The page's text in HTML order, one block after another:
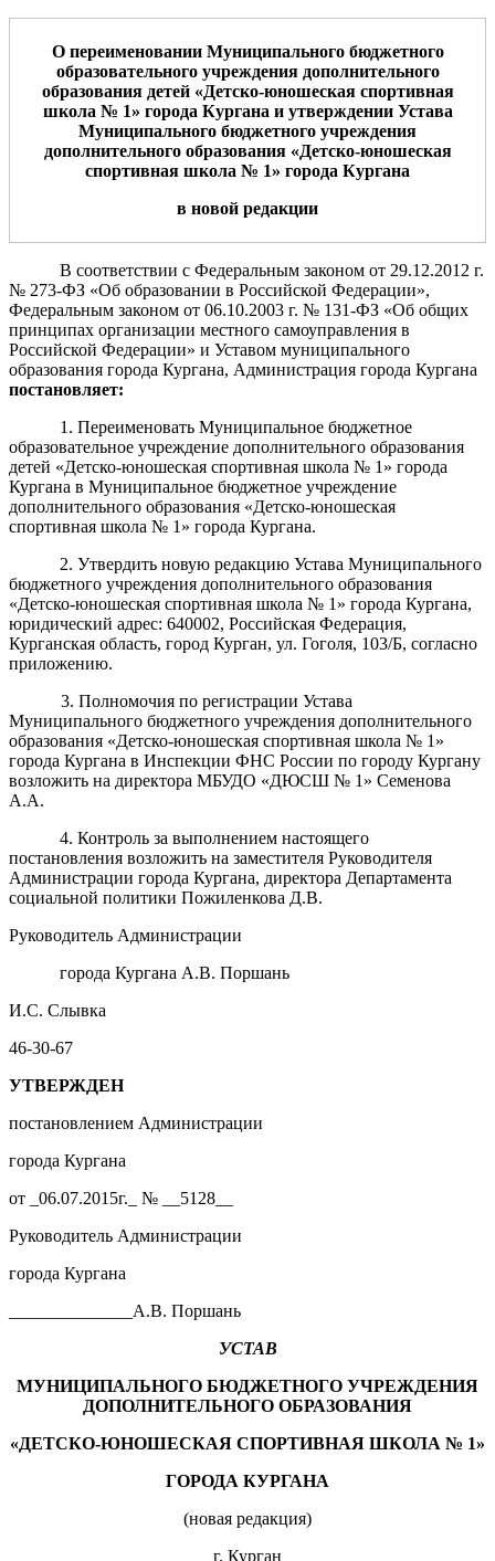
Опереименовании Муниципального бюджетного
образовательного учреждения дополнительного
образования детей «Детско-юношеская спортивная
школа № 1» города Кургана иутверждении Устава
Муниципального бюджетного учреждения
дополнительного образования «Детско-юношеская
спортивная школа № 1» города Кургана
в новой редакции
В соответствии с Федеральным законом от 29.12.2012 г.
№ 273-ФЗ «Об образовании в Российской Федерации»,
Федеральным законом от 06.10.2003 г. № 131-ФЗ «Об общих
принципах организации местного самоуправления в
Российской Федерации» и Уставом муниципального
образования города Кургана, Администрация города Кургана
постановляет:
1. Переименовать Муниципальное бюджетное
образовательное учреждение дополнительного образования
детей «Детско-юношеская спортивная школа № 1» города
Кургана в Муниципальное бюджетное учреждение
дополнительного образования «Детско-юношеская
спортивная школа № 1» города Кургана.
2. Утвердить новую редакцию Устава Муниципального
бюджетного учреждения дополнительного образования
«Детско-юношеская спортивная школа № 1» города Кургана,
юридический адрес: 640002, Российская Федерация,
Курганская область, город Курган, ул. Гоголя, 103/Б, согласно
приложению.
3. Полномочия по регистрации Устава
Муниципального бюджетного учреждения дополнительного
образования «Детско-юношеская спортивная школа № 1»
города Кургана в Инспекции ФНС России по городу Кургану
возложить на директора МБУДО «ДЮСШ № 1» Семенова
А.А.
4. Контроль за выполнением настоящего
постановления возложить на заместителя Руководителя
Администрации города Кургана, директора Департамента
социальной политики Пожиленкова Д.В.
Руководитель Администрации
города Кургана А.В. Поршань
И.С. Слывка
46-30-67
УТВЕРЖДЕН
постановлением Администрации
города Кургана
от _06.07.2015г._ № __5128__
Руководитель Администрации
города Кургана
______________А.В. Поршань
УСТАВ
МУНИЦИПАЛЬНОГО БЮДЖЕТНОГО УЧРЕЖДЕНИЯ
ДОПОЛНИТЕЛЬНОГО ОБРАЗОВАНИЯ
«ДЕТСКО-ЮНОШЕСКАЯ СПОРТИВНАЯ ШКОЛА № 1»
ГОРОДА КУРГАНА
(новая редакция)
г. Курган